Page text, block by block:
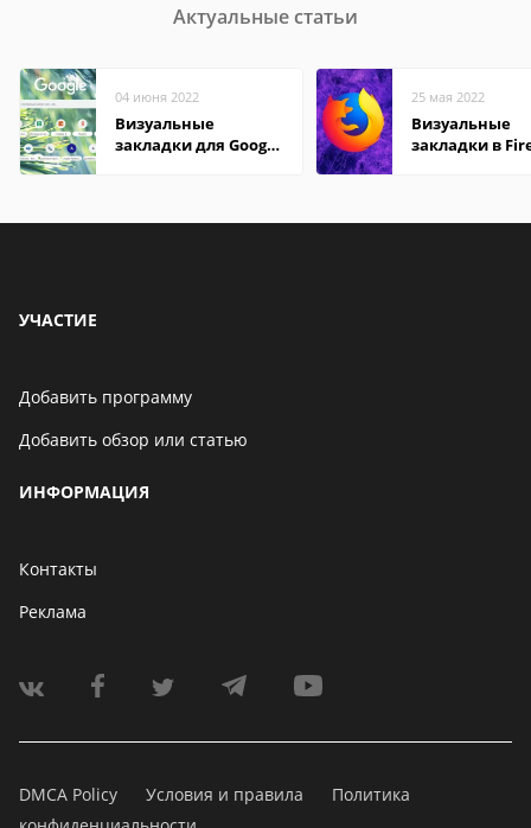
Актуальные статьи
04 июня 2022
Визуальные
закладки для Google
25 мая 2022
Визуальные
закладки в
УЧАСТИЕ
Добавить программу
Добавить обзор или статью
ИНФОРМАЦИЯ
Контакты
Реклама
DMCA Policy Условия и правила
Политика